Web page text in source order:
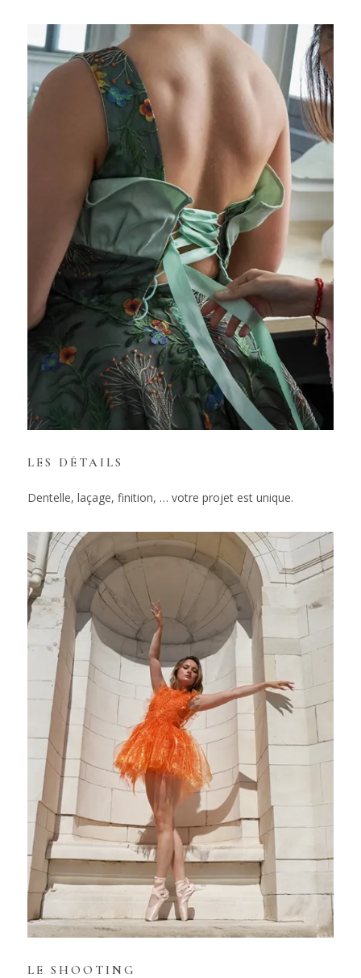
LES DÉTAILS
Dentelle, laçage, finition, … votre projet est unique.
LE SHOOTING